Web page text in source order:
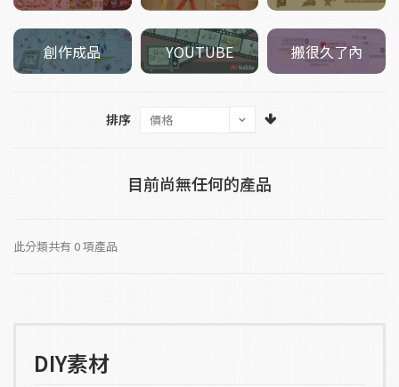
創作成品 YOUTUBE 搬很久了內
排序
目前尚無任何的產品
此分類共有 0 項產品
DIY素材